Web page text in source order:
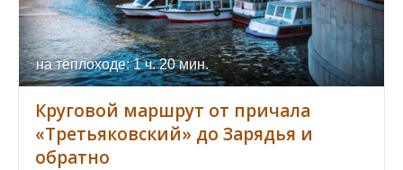
на теплоходе: 1 ч. 20 мин.
Круговой маршрут от причала
«Третьяковский» до Зарядья и
обратно